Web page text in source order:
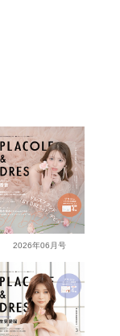
2026年06月号